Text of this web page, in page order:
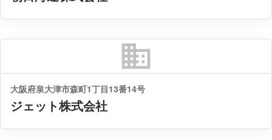
business
大阪府泉大津市森町1丁目13番14号
ジェット株式会社